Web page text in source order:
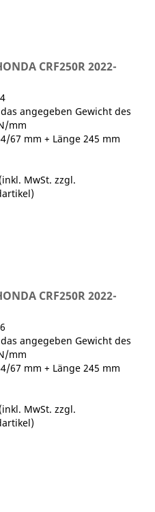
CRF250R 2022-
angegeben Gewicht des
mm
67 mm + Länge 245 mm
MwSt. zzgl.
)
CRF250R 2022-
angegeben Gewicht des
mm
67 mm + Länge 245 mm
MwSt. zzgl.
)